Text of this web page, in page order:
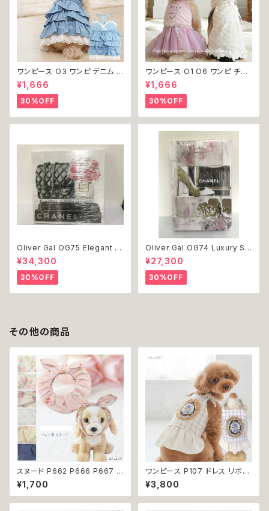
ワンピース O3 ワンピ デニム プ
リーツ レース 女の子 犬 犬服
小型 猫 服 洋服 ペット dog ド
ッグウェア おしゃれ かわいい 返
品交換不可
¥1,666
30%OFF
ワンピース O1 O6 ワンピ チュ
ール レース 花 フラワー 女の子
犬 犬服 小型 猫 服 洋服 ペット
dog ドッグウェア おしゃれ かわ
いい 返品交換不可
¥1,666
30%OFF
Oliver Gal OG75 Elegant E
ssentials Paris 絵 アート イ
ンテリア お祝い 贈り物 プレゼ
ント 結婚 新築 開店 周年 バー
スデイ 誕生日 ご褒美
¥34,300
30%OFF
Oliver Gal OG74 Luxury St
acked Shoes Rose Giftbo
x 絵 アート インテリア お祝い
贈り物 プレゼント 結婚 新築 開
店 周年 バースデイ 誕生日 ご褒
美
¥27,300
30%OFF
その他の商品
スヌード P662 P666 P667 P
670 P673 P674 P765 カチ
ューシャ 花柄 小花柄 バラ 薔薇
無地 濡れ防止 汚れ防止 ドッグ
¥1,700
ワンピース P107 ドレス リボン
チェック ハンドメイド ナチュラル
ドッグウェア ドッグウエア dog
犬 猫 ペット 服 犬の服 猫の服
¥3,800